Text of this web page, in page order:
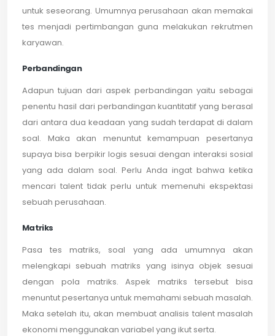
untuk seseorang. Umumnya perusahaan akan memakai
tes menjadi pertimbangan guna melakukan rekrutmen
karyawan.
Perbandingan
Adapun tujuan dari aspek perbandingan yaitu sebagai
penentu hasil dari perbandingan kuantitatif yang berasal
dari antara dua keadaan yang sudah terdapat di dalam
soal. Maka akan menuntut kemampuan pesertanya
supaya bisa berpikir logis sesuai dengan interaksi sosial
yang ada dalam soal. Perlu Anda ingat bahwa ketika
mencari talent tidak perlu untuk memenuhi ekspektasi
sebuah perusahaan.
Matriks
Pasa tes matriks, soal yang ada umumnya akan
melengkapi sebuah matriks yang isinya objek sesuai
dengan pola matriks. Aspek matriks tersebut bisa
menuntut pesertanya untuk memahami sebuah masalah.
Maka setelah itu, akan membuat analisis talent masalah
ekonomi menggunakan variabel yang ikut serta.